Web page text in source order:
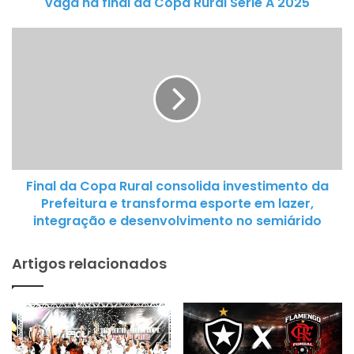
n
a
0
e
g
a
C
u
r
l
c
Final da Copa Rural consolida investimento da
Prefeitura e transforma esporte em lazer,
integração e desenvolvimento no semiárido
Artigos relacionados